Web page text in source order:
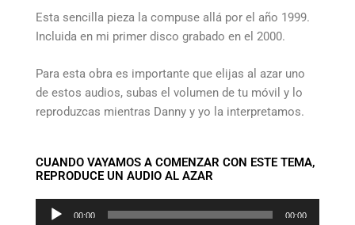
Esta sencilla pieza la compuse allá por el año 1999.
Incluida en mi primer disco grabado en el 2000.
Para esta obra es importante que elijas al azar uno
de estos audios, subas el volumen de tu móvil y lo
reproduzcas mientras Danny y yo la interpretamos.
CUANDO VAYAMOS A COMENZAR CON ESTE TEMA,
REPRODUCE UN AUDIO AL AZAR
Reproductor
00:00 00:00